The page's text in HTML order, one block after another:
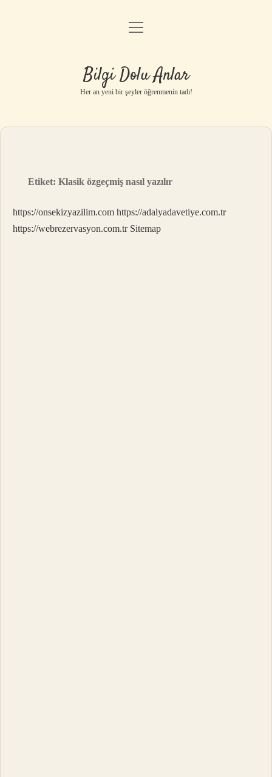
Anasayfa
Yasal Uyarı
menüyü
Bilgi Dolu Anlar
Her an yeni bir şeyler öğrenmenin tadı!
Etiket:Klasik özgeçmiş nasıl yazılır
https://onsekizyazilim.com https://adalyadavetiye.com.tr
https://webrezervasyon.com.tr Sitemap